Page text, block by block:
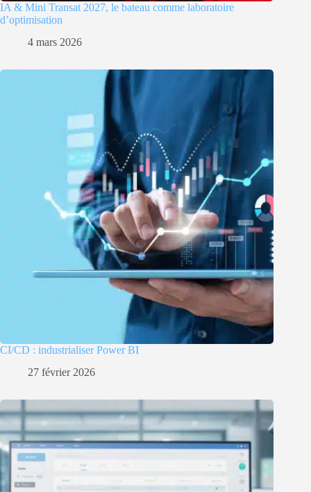
IA & Mini Transat 2027, le bateau comme laboratoire
d’optimisation
4 mars 2026
CI/CD : industrialiser Power BI
27 février 2026